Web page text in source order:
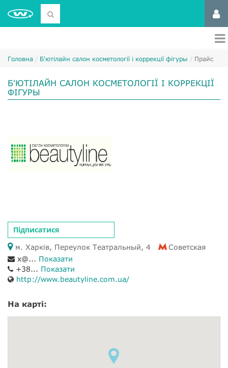
Головна Б'ютілайн салон косметології і коррекції фігуры Прайс
Б'ЮТІЛАЙН САЛОН КОСМЕТОЛОГІЇ І КОРРЕКЦІЇ
ФІГУРЫ
Підписатися
м. Харків, Переулок Театральный, 4
Советская
x@... Показати
+38... Показати
http://www.beautyline.com.ua/
На карті: